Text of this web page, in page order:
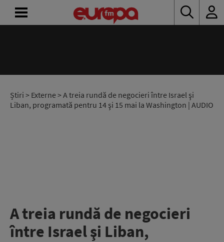
Știri > Externe> A treia rundă de negocieri între Israel şi
Liban, programată pentru 14 şi 15 mai la Washington | AUDIO
A treia rundă de negocieri
între Israel şi Liban,
RADIO